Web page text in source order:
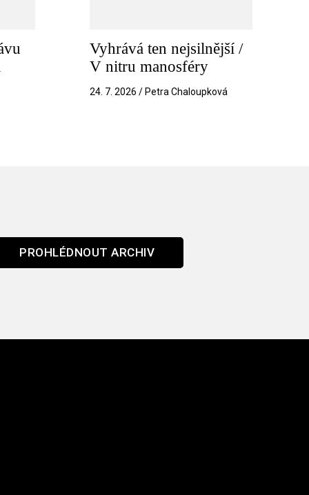
Vyhrává ten nejsilnější /
V nitru manosféry
24. 7. 2026 / Petra Chaloupková
PROHLÉDNOUT ARCHIV